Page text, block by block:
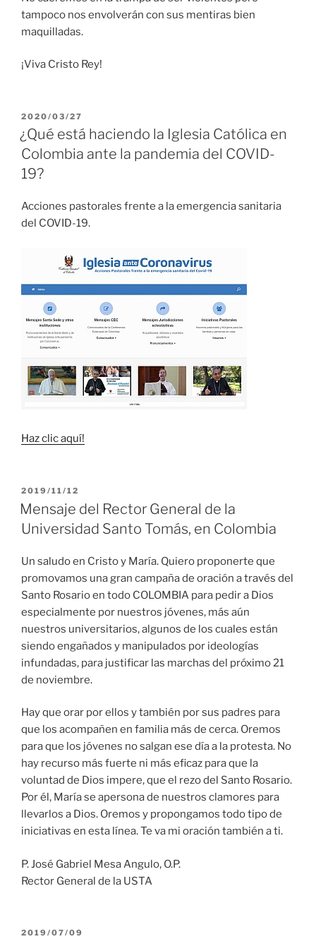
tampoco nos envolverán con sus mentiras bien
maquilladas.
¡Viva Cristo Rey!
PUBLICADO
EL
2020/03/27
¿Qué está haciendo la Iglesia Católica en
Colombia ante la pandemia del COVID-
19?
Acciones pastorales frente a la emergencia sanitaria
del COVID-19.
Haz clic aquí!
PUBLICADO
EL
2019/11/12
Mensaje del Rector General de la
Universidad Santo Tomás, en Colombia
Un saludo en Cristo y María. Quiero proponerte que
promovamos una gran campaña de oración a través del
Santo Rosario en todo COLOMBIA para pedir a Dios
especialmente por nuestros jóvenes, más aún
nuestros universitarios, algunos de los cuales están
siendo engañados y manipulados por ideologías
infundadas, para justificar las marchas del próximo 21
de noviembre.
Hay que orar por ellos y también por sus padres para
que los acompañen en familia más de cerca. Oremos
para que los jóvenes no salgan ese día a la protesta. No
hay recurso más fuerte ni más eficaz para que la
voluntad de Dios impere, que el rezo del Santo Rosario.
Por él, María se apersona de nuestros clamores para
llevarlos a Dios. Oremos y propongamos todo tipo de
iniciativas en esta línea. Te va mi oración también a ti.
P. José Gabriel Mesa Angulo, O.P.
Rector General de la USTA
PUBLICADO
2019/07/09